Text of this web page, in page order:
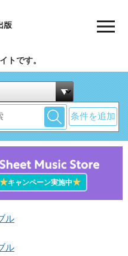
トです。
条件を追加
★キャンペーン実施中★
ル
ル